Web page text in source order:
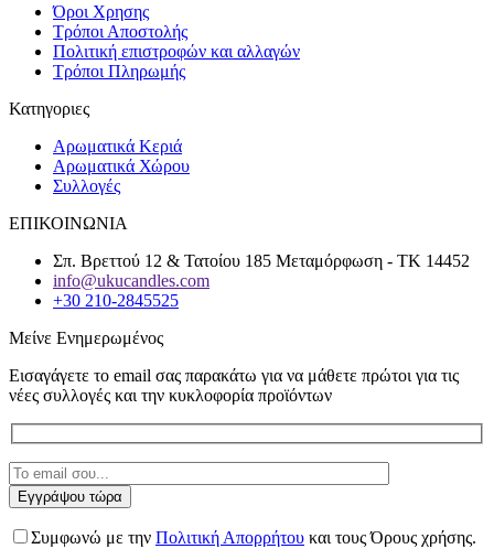
Όροι Χρησης
Τρόποι Αποστολής
Πολιτική επιστροφών και αλλαγών
Τρόποι Πληρωμής
Κατηγοριες
Αρωματικά Κεριά
Αρωματικά Χώρου
Συλλογές
ΕΠΙΚΟΙΝΩΝΙΑ
Σπ. Βρεττού 12 & Τατοίου 185 Μεταμόρφωση - ΤΚ 14452
info@ukucandles.com
+30 210-2845525
Μείνε Ενημερωμένος
Εισαγάγετε το email σας παρακάτω για να μάθετε πρώτοι για τις
νέες συλλογές και την κυκλοφορία προϊόντων
Συμφωνώ με την Πολιτική Απορρήτου και τους Όρους χρήσης.